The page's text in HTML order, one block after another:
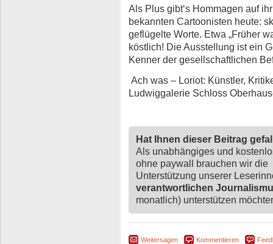
Als Plus gibt‘s Hommagen auf
bekannten Cartoonisten heute:
geflügelte Worte. Etwa „Früher
köstlich! Die Ausstellung ist ein
Kenner der gesellschaftlichen
Ach was – Loriot: Künstler,
Ludwiggalerie Schloss
Hat Ihnen dieser Beitrag
Als unabhängiges und
ohne paywall brauchen wir die
Unterstützung unserer
verantwortlichen
monatlich) unterstützen
Weitersagen Kommentieren